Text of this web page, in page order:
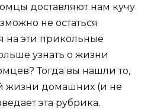
доставляют нам кучу
не остаться
на эти прикольные
узнать о жизни
Тогда вы нашли то,
жизни домашних (и не
эта рубрика.